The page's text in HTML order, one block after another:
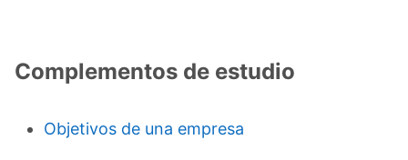
Complementos de estudio
Objetivos de una empresa